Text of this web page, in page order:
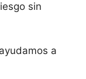
sin
a